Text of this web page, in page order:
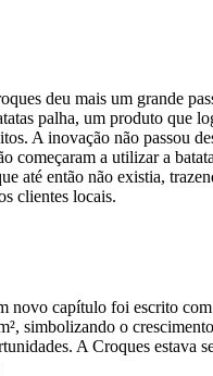
deu mais um grande
palha, um produto que
A inovação não passou
começaram a utilizar a
até então não existia,
clientes locais.
novo capítulo foi escrito
simbolizando o
A Croques estava